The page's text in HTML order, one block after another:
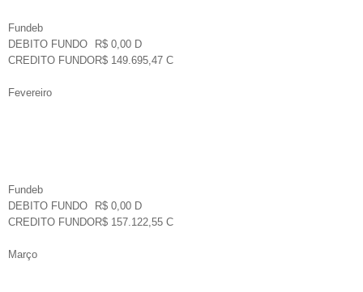
Fundeb
DEBITO FUNDO
R$ 0,00 D
CREDITO FUNDOR$ 149.695,47 C
Fevereiro
Fundeb
DEBITO FUNDO
R$ 0,00 D
CREDITO FUNDOR$ 157.122,55 C
Março